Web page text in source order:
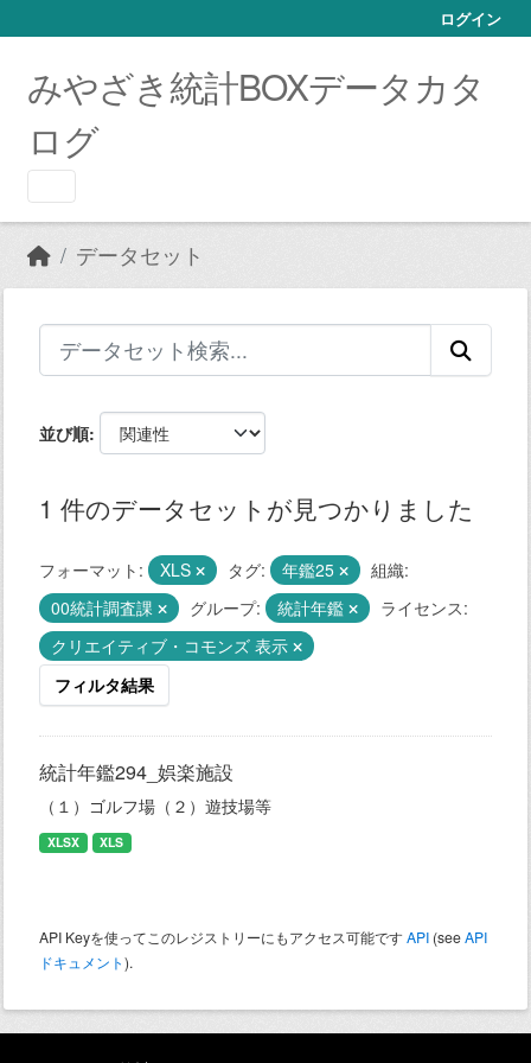
ログイン
みやざき統計BOXデータカタ
ログ
データセット
並び順
1 件のデータセットが見つかりました
フォーマット: XLS タグ: 年鑑25
組織:
00統計調査課
グループ: 統計年鑑
ライセンス:
クリエイティブ・コモンズ 表示
フィルタ結果
統計年鑑294_娯楽施設
（１）ゴルフ場（２）遊技場等
XLSX XLS
API Keyを使ってこのレジストリーにもアクセス可能ですAPI (seeAPI
ドキュメント).